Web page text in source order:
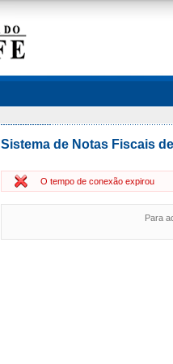
Sistema de Notas Fiscais
O tempo de conexão expirou
Para